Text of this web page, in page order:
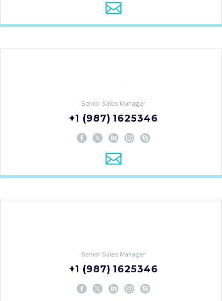
Senior Sales Manager
+1 (987) 1625346
Senior Sales Manager
+1 (987) 1625346